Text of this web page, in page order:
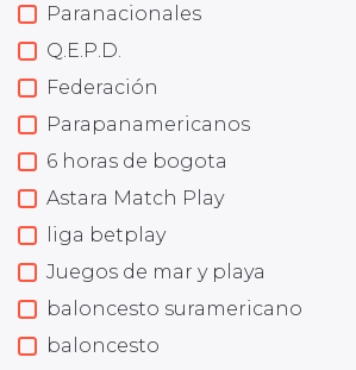
Paranacionales
Q.E.P.D.
Federación
Parapanamericanos
6 horas de bogota
Astara Match Play
liga betplay
Juegos de mar y playa
baloncesto suramericano
baloncesto